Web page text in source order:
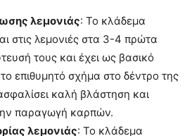
λεμονιάς: Το κλάδεμα
στις λεμονιές στα 3-4 πρώτα
τους και έχει ως βασικό
επιθυμητό σχήμα στο δέντρο της
καλή βλάστηση και
παραγωγή καρπών.
λεμονιάς: Το κλάδεμα